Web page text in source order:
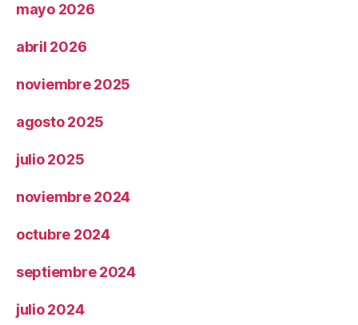
mayo 2026
abril 2026
noviembre 2025
agosto 2025
julio 2025
noviembre 2024
octubre 2024
septiembre 2024
julio 2024